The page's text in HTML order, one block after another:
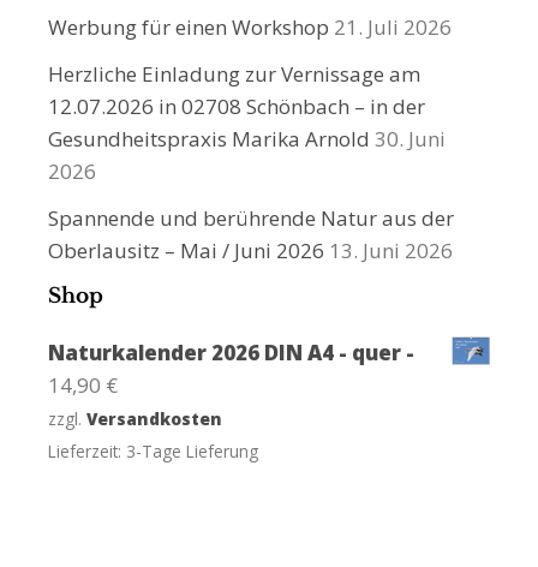
Werbung für einen Workshop 21. Juli 2026
Herzliche Einladung zur Vernissage am
12.07.2026 in 02708 Schönbach – in der
Gesundheitspraxis Marika Arnold 30. Juni
2026
Spannende und berührende Natur aus der
Oberlausitz – Mai / Juni 2026 13. Juni 2026
Shop
Naturkalender 2026 DIN A4 - quer -
14,90 €
zzgl. Versandkosten
Lieferzeit: 3-Tage Lieferung